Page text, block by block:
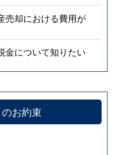
売却における費用が
金について知りたい
お約束